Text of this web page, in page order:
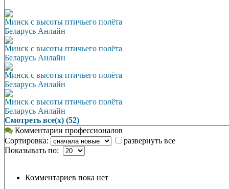
Минск с высоты птичьего полёта
Беларусь Анлайн
Минск с высоты птичьего полёта
Беларусь Анлайн
Минск с высоты птичьего полёта
Беларусь Анлайн
Минск с высоты птичьего полёта
Беларусь Анлайн
Смотреть все(х) (52)
Комментарии профессионалов
Сортировка:
развернуть все
Показывать по:
Комментариев пока нет